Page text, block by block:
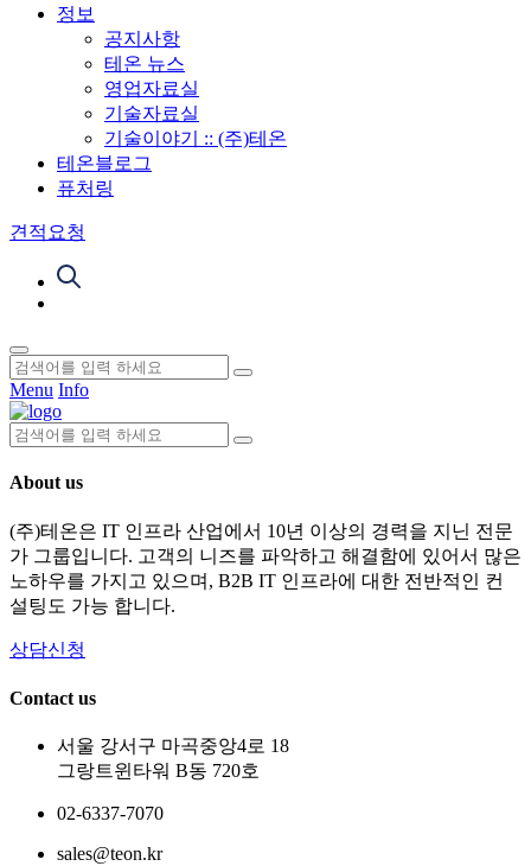
정보
공지사항
테온 뉴스
영업자료실
기술자료실
기술이야기 :: (주)테온
테온블로그
퓨처링
견적요청
Menu Info
About us
(주)테온은 IT 인프라 산업에서 10년 이상의 경력을 지닌 전문
가 그룹입니다. 고객의 니즈를 파악하고 해결함에 있어서 많은
노하우를 가지고 있으며, B2B IT 인프라에 대한 전반적인 컨
설팅도 가능 합니다.
상담신청
Contact us
서울 강서구 마곡중앙4로 18
그랑트윈타워 B동 720호
02-6337-7070
sales@teon.kr